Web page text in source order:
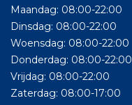
Maandag: 08:00-22:00
Dinsdag: 08:00-22:00
Woensdag: 08:00-22:00
Donderdag: 08:00-22:00
Vrijdag: 08:00-22:00
Zaterdag: 08:00-17:00